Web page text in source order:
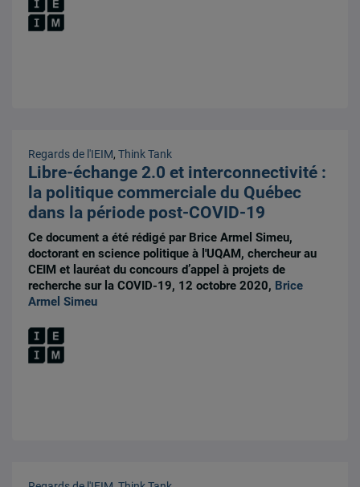
Regards de l'IEIM,Think Tank
Libre-échange 2.0 et interconnectivité :
la politique commerciale du Québec
dans la période post-COVID-19
Ce document a été rédigé par Brice Armel Simeu,
doctorant en science politique à l'UQAM, chercheur au
CEIM et lauréat du concours d’appel à projets de
recherche sur la COVID-19, 12 octobre 2020, Brice
Armel Simeu